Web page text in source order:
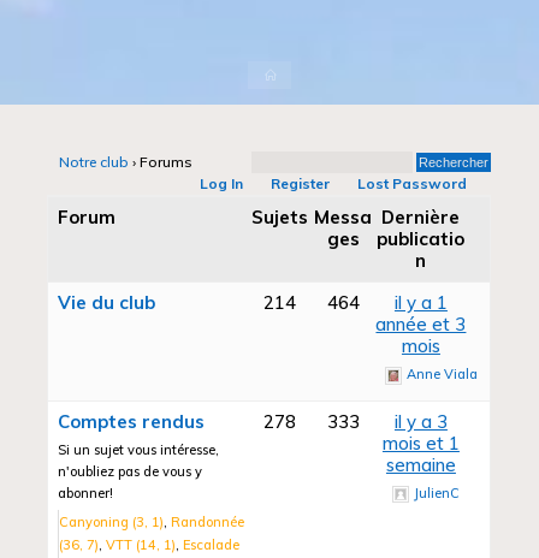
Notre club › Forums
Log In
Register Lost Password
Forum Sujets Messa
ges
Dernière
publicatio
n
Vie du club
214 464
il y a 1
année et 3
mois
Anne Viala
Comptes rendus
Si un sujet vous intéresse,
n'oubliez pas de vous y
abonner!
Canyoning (3, 1) Randonnée
(36, 7) VTT (14, 1) Escalade
278 333
il y a 3
mois et 1
semaine
JulienC